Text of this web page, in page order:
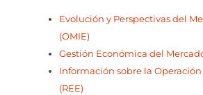
Evolución y Perspectivas del
(OMIE)
Gestión Económica del
Información sobre la
(REE)